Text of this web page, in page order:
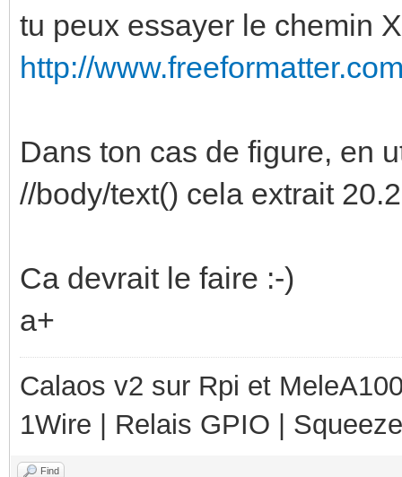
tu peux essayer le chemin
http://
Dans ton cas de figure, en
//body/text() cela extrait 20.2
Ca devrait le faire :-)
a+
Calaos v2 sur Rpi et
1Wire | Relais GPIO |
Find